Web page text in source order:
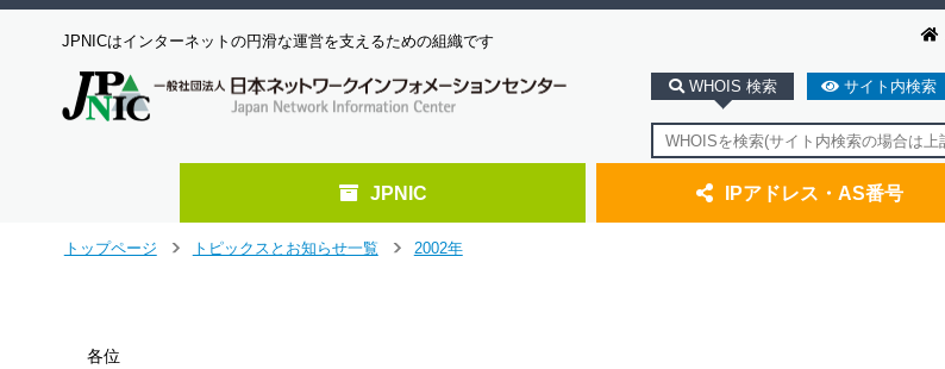
JPNICはインターネットの円滑な運営を支えるための組織です
WHOIS 検索 サイト内検索
JPNIC IPアドレス・AS番号
トップページ
トピックスとお知らせ一覧
2002年
各位